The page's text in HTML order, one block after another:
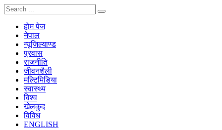
होम पेज
नेपाल
न्यूजिल्याण्ड
प्रवास
राजनीति
जीवनशैली
मल्टिमिडिया
स्वास्थ्य
विश्व
खेलकुद
विविध
ENGLISH